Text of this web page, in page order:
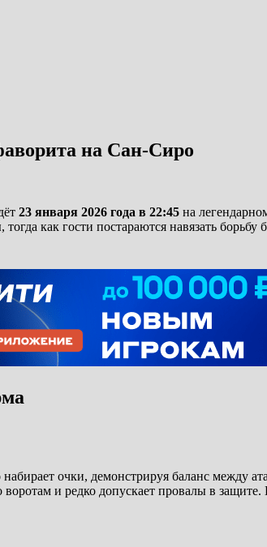
на Сан-Сиро
23 января 2026 года в 22:45 на
как гости постараются навязать
набирает очки, демонстрируя баланс
и редко допускает провалы в